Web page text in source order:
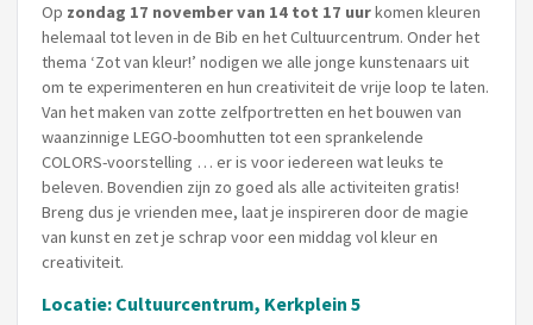
Op zondag 17 november van 14 tot 17 uurkomen kleuren
helemaal tot leven in de Bib en het Cultuurcentrum. Onder het
thema ‘Zot van kleur!’ nodigen we alle jonge kunstenaars uit
om te experimenteren en hun creativiteit de vrije loop te laten.
Van het maken van zotte zelfportretten en het bouwen van
waanzinnige LEGO-boomhutten tot een sprankelende
COLORS-voorstelling … er is voor iedereen wat leuks te
beleven. Bovendien zijn zo goed als alle activiteiten gratis!
Breng dus je vrienden mee, laat je inspireren door de magie
van kunst en zet je schrap voor een middag vol kleur en
creativiteit.
Locatie: Cultuurcentrum, Kerkplein 5